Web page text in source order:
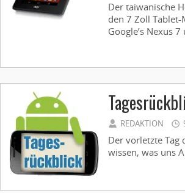
Der taiwanische
den 7 Zoll
Google’s Nexus
REDAKTION
Der vorletzte Tag
wissen, was uns